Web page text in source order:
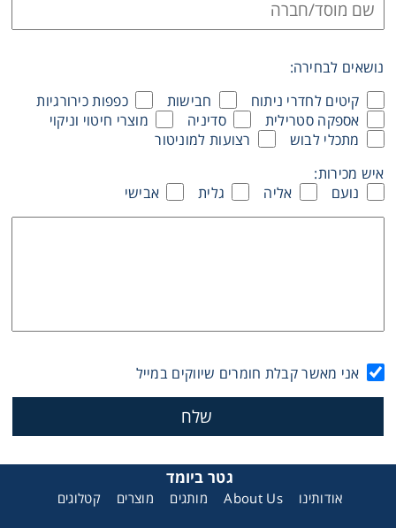
נושאים לבחירה:
קיטים לחדרי ניתוח
חבישות
כפפות כירורגיות
אספקה סטרילית
סדיניה
מוצרי חיטוי וניקוי
מתכלי לבוש
רצועות למוניטור
איש מכירות:
נועם
אליה גלית אבישי
אני מאשר קבלת חומרים שיווקים במייל
גטר ביומד
אודותינו About Us מותגים מוצרים קטלוגים
Shaking & Stirring
Storage
Thermometry
Chromatography
Glassware
Plasticware
Reagents & Kits